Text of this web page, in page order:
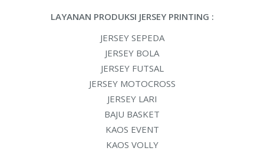
LAYANAN PRODUKSI JERSEY PRINTING :
JERSEY SEPEDA
JERSEY BOLA
JERSEY FUTSAL
JERSEY MOTOCROSS
JERSEY LARI
BAJU BASKET
KAOS EVENT
KAOS VOLLY